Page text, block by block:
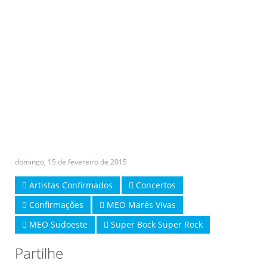
domingo, 15 de fevereiro de 2015
Artistas Confirmados
Concertos
Confirmações
MEO Marés Vivas
MEO Sudoeste
Super Bock Super Rock
Partilhe